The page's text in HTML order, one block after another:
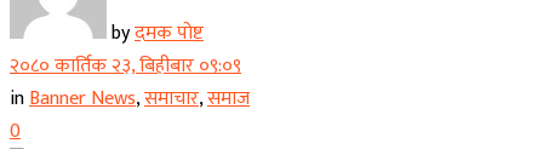
byदमक पोष्ट
२०८० कार्तिक २३, बिहीबार ०९:०९
inBanner News,समाचार,समाज
0